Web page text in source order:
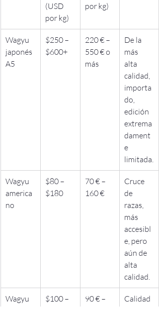
(USD
por kg)
por kg)
Wagyu
japonés
A5
$250 –
$600+
220 € –
550 € o
más
De la
más
alta
calidad,
importa
do,
edición
extrema
dament
e
limitada.
Wagyu
america
no
$80 –
$180
70 € –
160 €
Cruce
de
razas,
más
accesibl
e, pero
aún de
alta
calidad.
Wagyu
$100 –
90 € –
Calidad